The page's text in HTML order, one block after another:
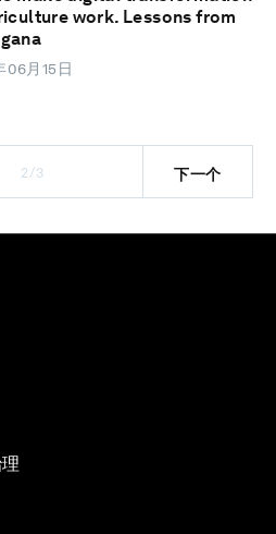
work. Lessons from
06月15日
2/3 下一个